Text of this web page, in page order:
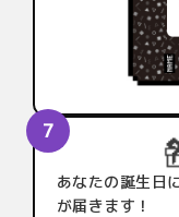
あなたの誕生日
が届きます！